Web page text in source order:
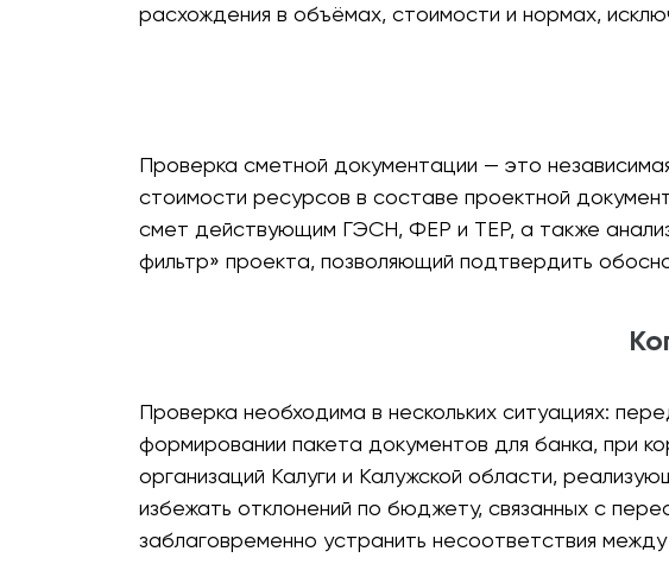
расхождения в объёмах, стоимости и нормах,
Проверка сметной документации — это
стоимости ресурсов в составе проектной
смет действующим ГЭСН, ФЕР и ТЕР, а также
фильтр» проекта, позволяющий подтвердить
Проверка необходима в нескольких ситуациях:
формировании пакета документов для банка, при
организаций Калуги и Калужской области,
избежать отклонений по бюджету, связанных с
заблаговременно устранить несоответствия